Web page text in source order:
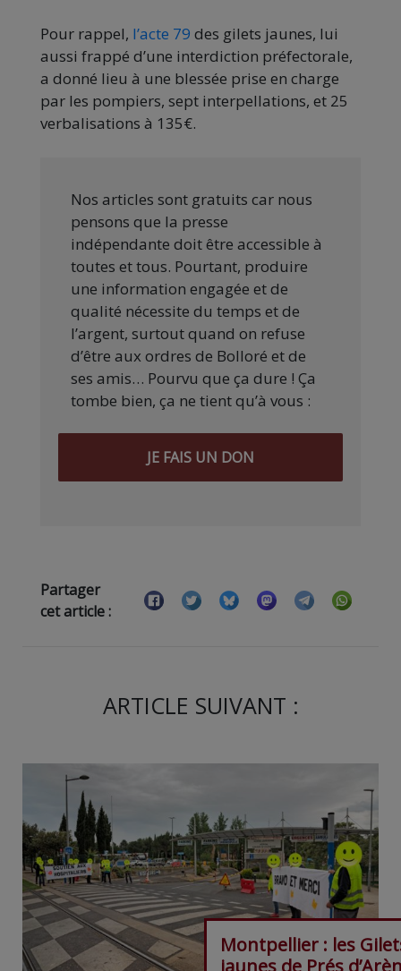
Pour rappel, l’acte 79 des gilets jaunes, lui
aussi frappé d’une interdiction préfectorale,
a donné lieu à une blessée prise en charge
par les pompiers, sept interpellations, et 25
verbalisations à 135€.
Nos articles sont gratuits car nous
pensons que la presse
indépendante doit être accessible à
toutes et tous. Pourtant, produire
une information engagée et de
qualité nécessite du temps et de
l’argent, surtout quand on refuse
d’être aux ordres de Bolloré et de
ses amis… Pourvu que ça dure ! Ça
tombe bien, ça ne tient qu’à vous :
JE FAIS UN DON
Partager
cet article :
ARTICLE SUIVANT :
Montpellier : les
jaunes de Prés